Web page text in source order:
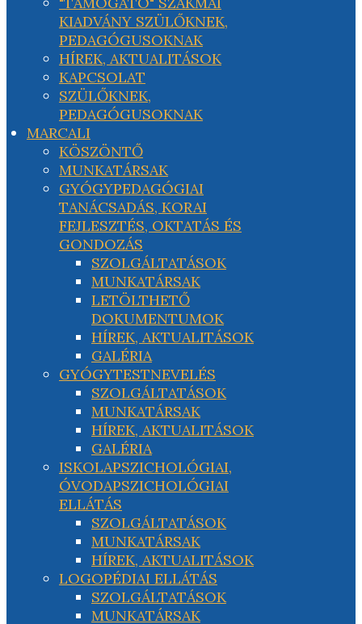
KIADVÁNY SZÜLŐKNEK,
PEDAGÓGUSOKNAK
HÍREK, AKTUALITÁSOK
KAPCSOLAT
SZÜLŐKNEK,
PEDAGÓGUSOKNAK
MARCALI
KÖSZÖNTŐ
MUNKATÁRSAK
GYÓGYPEDAGÓGIAI
TANÁCSADÁS, KORAI
FEJLESZTÉS, OKTATÁS ÉS
GONDOZÁS
SZOLGÁLTATÁSOK
MUNKATÁRSAK
LETÖLTHETŐ
DOKUMENTUMOK
HÍREK, AKTUALITÁSOK
GALÉRIA
GYÓGYTESTNEVELÉS
SZOLGÁLTATÁSOK
MUNKATÁRSAK
HÍREK, AKTUALITÁSOK
GALÉRIA
ISKOLAPSZICHOLÓGIAI,
ÓVODAPSZICHOLÓGIAI
ELLÁTÁS
SZOLGÁLTATÁSOK
MUNKATÁRSAK
HÍREK, AKTUALITÁSOK
LOGOPÉDIAI ELLÁTÁS
SZOLGÁLTATÁSOK
MUNKATÁRSAK